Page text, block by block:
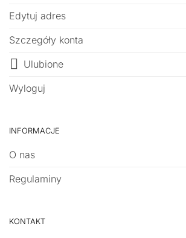
Edytuj adres
Szczegóły konta
Ulubione
Wyloguj
INFORMACJE
O nas
Regulaminy
KONTAKT